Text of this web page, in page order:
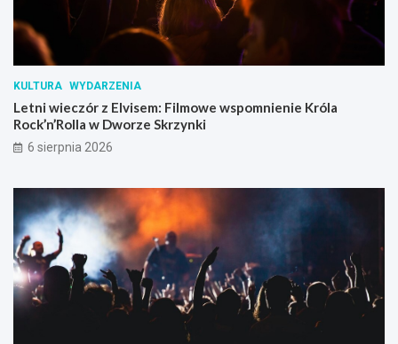
KULTURA WYDARZENIA
Letni wieczór z Elvisem: Filmowe wspomnienie Króla
Rock’n’Rolla w Dworze Skrzynki
6 sierpnia 2026